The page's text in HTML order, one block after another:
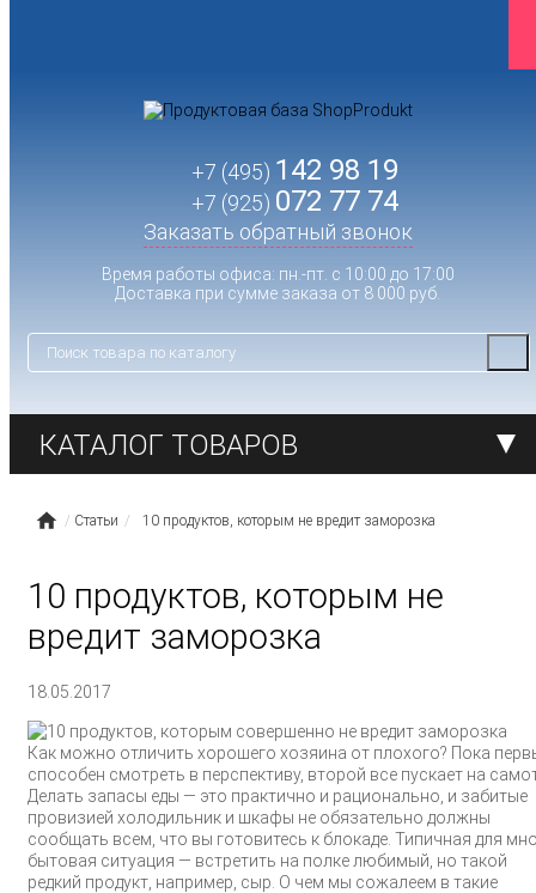
+7 (495) 142 98 19
+7 (925) 072 77 74
Заказать обратный звонок
Время работы офиса: пн.-пт. с 10:00 до 17:00
Доставка при сумме заказа от 8 000 руб.
КАТАЛОГ ТОВАРОВ
Статьи 10 продуктов, которым не вредит заморозка
10 продуктов, которым не
вредит заморозка
18.05.2017
Как можно отличить хорошего хозяина от плохого? Пока
способен смотреть в перспективу, второй все пускает на
Делать запасы еды — это практично и рационально, и забитые
провизией холодильник и шкафы не обязательно должны
сообщать всем, что вы готовитесь к блокаде. Типичная для
бытовая ситуация — встретить на полке любимый, но такой
редкий продукт, например, сыр. О чем мы сожалеем в такие